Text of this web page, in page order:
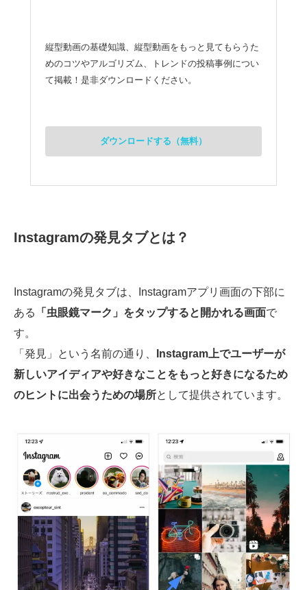
縦型動画の基礎知識、縦型動画をもっと見てもらうた
めのコツやアルゴリズム、トレンドの投稿事例につい
て掲載！是非ダウンロードください。
ダウンロードする（無料）
Instagramの発見タブとは？
Instagramの発見タブは、Instagramアプリ画面の下部に
ある
「虫眼鏡マーク」をタップすると開かれる画面で
す。
「発見」という名前の通り、
Instagram上でユーザーが
新しいアイディアや好きなことをもっと好きになるため
のヒントに出会うための場所として提供されています。